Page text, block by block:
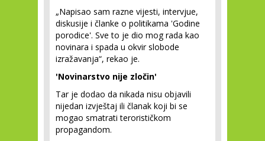
„Napisao sam razne vijesti, intervjue,
diskusije i članke o politikama 'Godine
porodice'. Sve to je dio mog rada kao
novinara i spada u okvir slobode
izražavanja“, rekao je.
'Novinarstvo nije zločin'
Tar je dodao da nikada nisu objavili
nijedan izvještaj ili članak koji bi se
mogao smatrati terorističkom
propagandom.